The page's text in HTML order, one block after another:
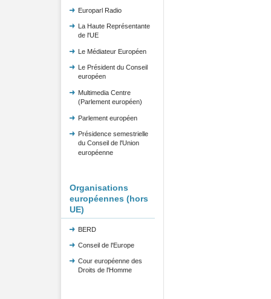
Europarl Radio
La Haute Représentante
de l'UE
Le Médiateur Européen
Le Président du Conseil
européen
Multimedia Centre
(Parlement européen)
Parlement européen
Présidence semestrielle
du Conseil de l'Union
européenne
Organisations
européennes (hors
UE)
BERD
Conseil de l'Europe
Cour européenne des
Droits de l'Homme